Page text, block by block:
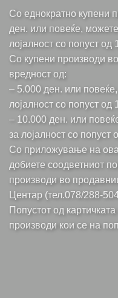
Со еднократно купени
ден. или повеќе,
лојалност со попуст од
Со купени производи
вредност од:
– 5.000 ден. или
лојалност со попуст од
– 10.000 ден. или
за лојалност со попуст
Со приложување на
добиете соодветниот
производи во
Центар (тел.078/288-
Попустот од
производи кои се на